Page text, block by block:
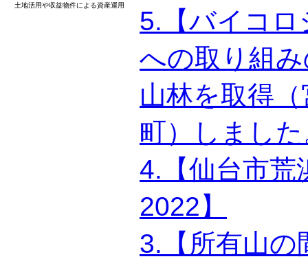
5.【バイコ
への取り組
山林を取得
町）しまし
4.【仙台市
2022】
3.【所有山の
土地活用や収益物件による資産運用